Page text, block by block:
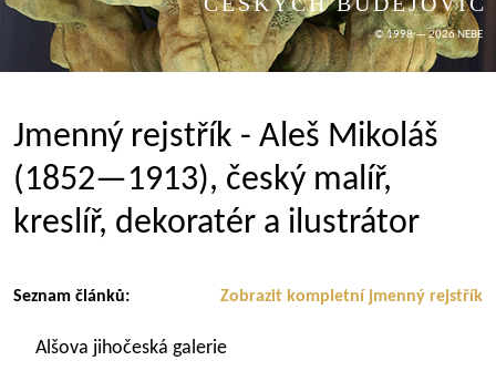
© 1998 — 2026 NEBE
Jmenný rejstřík - Aleš Mikoláš
(1852—1913), český malíř,
kreslíř, dekoratér a ilustrátor
Zobrazit kompletní jmenný rejstřík
Seznam článků:
Alšova jihočeská galerie